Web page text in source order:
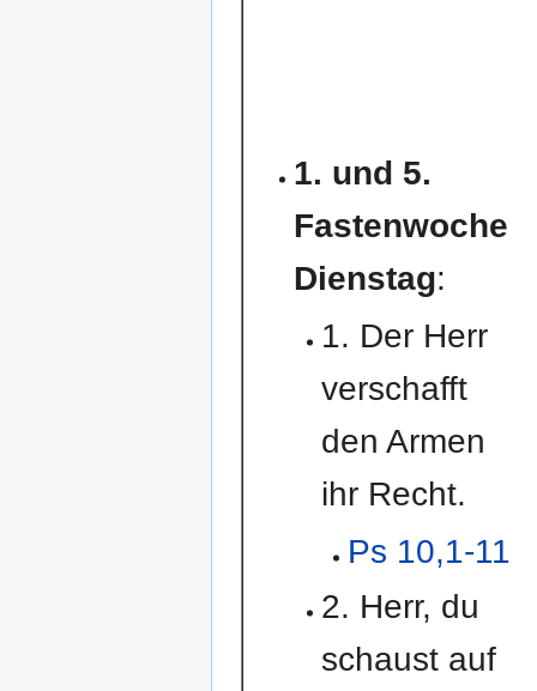
1. und 5.
Fastenwoche
Dienstag:
1. Der Herr
verschafft
den Armen
ihr Recht.
Ps 10,1-11
2. Herr, du
schaust auf